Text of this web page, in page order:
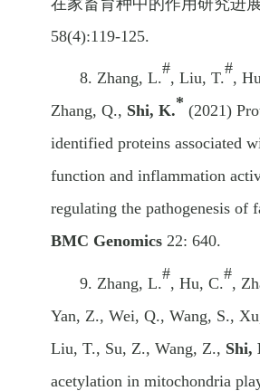
58(4):119-125.
8. Zhang, L.
#
, Liu, T.
#
,
Zhang, Q., Shi, K.* (2021)
identified proteins associated
function and inflammation
regulating the pathogenesis of
BMC Genomics 22: 640.
9. Zhang, L.
#
, Hu, C.
#
,
Yan, Z., Wei, Q., Wang, S., Xu
Liu, T., Su, Z., Wang, Z., Shi,
acetylation in mitochondria